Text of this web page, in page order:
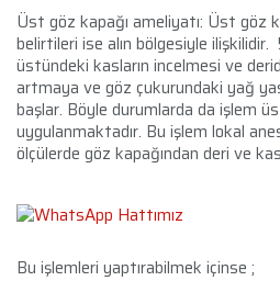
Üst göz kapağı ameliyatı: Üst göz
belirtileri ise alın bölgesiyle ilişkilidir.
üstündeki kasların incelmesi ve
artmaya ve göz çukurundaki yağ
başlar. Böyle durumlarda da işlem
uygulanmaktadır. Bu işlem lokal
ölçülerde göz kapağından deri ve
Bu işlemleri yaptırabilmek içinse ;